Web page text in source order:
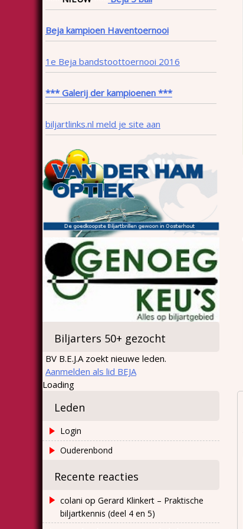
Beja kampioen Haventoernooi
1e Beja bandstoottoernooi 2016
*** Galerij der kampioenen ***
biljartlinks.nl meld je site aan
Biljarters 50+ gezocht
BV B.E.J.A zoekt nieuwe leden.
Aanmelden als lid BEJA
Loading
Leden
Login
Ouderenbond
Recente reacties
colani op Gerard Klinkert – Praktische
biljartkennis (deel 4 en 5)